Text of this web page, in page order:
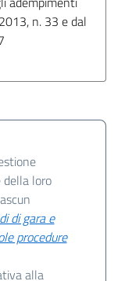
n. 33 e dal
loro
di gara e
procedure
alla